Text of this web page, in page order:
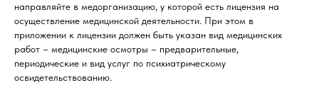
направляйте в медорганизацию, у которой есть лицензия на
осуществление медицинской деятельности. При этом в
приложении к лицензии должен быть указан вид медицинских
работ – медицинские осмотры – предварительные,
периодические и вид услуг по психиатрическому
освидетельствованию.